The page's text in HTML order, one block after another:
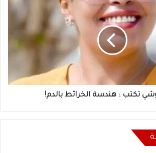
تكتب : هندسة الخرائط بالدم!